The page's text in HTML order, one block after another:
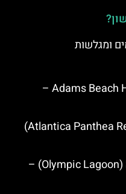
ומגלשות
איה נאפה מלון אדמס – Adams Beach Hotel –
מלון פאנטה איה נאפה (Atlantica Panthea Resort)
מלון אולימפיק לגון איה נאפה (Olympic Lagoon) –